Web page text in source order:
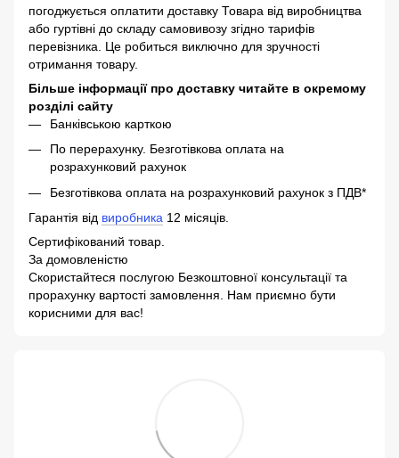
погоджується оплатити доставку Товара від виробництва
або гуртівні до складу самовивозу згідно тарифів
перевізника. Це робиться виключно для зручності
отримання товару.
Більше інформації про доставку читайте в окремому
розділі сайту
Банківською карткою
По перерахунку. Безготівкова оплата на
розрахунковий рахунок
Безготівкова оплата на розрахунковий рахунок з ПДВ*
Гарантія від виробника 12 місяців.
Сертифікований товар.
За домовленістю
Скористайтеся послугою Безкоштовної консультації та
прорахунку вартості замовлення. Нам приємно бути
корисними для вас!